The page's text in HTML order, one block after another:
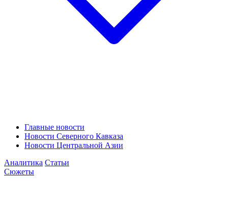
Главные новости
Новости Северного Кавказа
Новости Центральной Азии
Аналитика Статьи
Сюжеты